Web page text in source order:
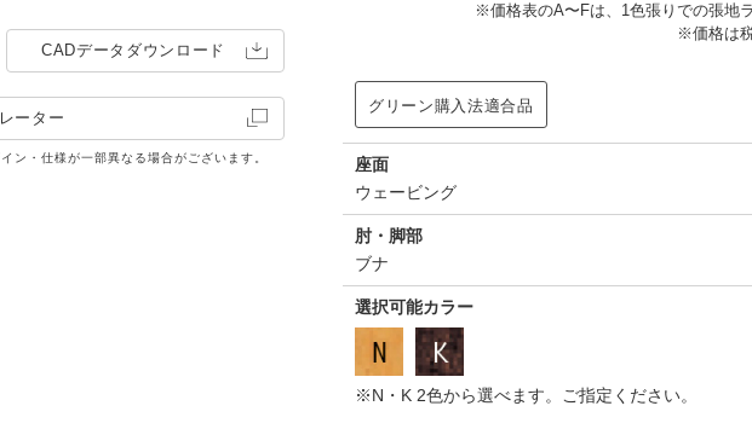
CADデータ ダウンロード
ーター
ン・仕様が一部異なる場合がございます。
※価格表のA〜Fは、1色張りでの張地
※価格は
グリーン購入法適合品
座面
ウェービング
肘・脚部
ブナ
選択可能カラー
※N・K 2色から選べます。ご指定ください。